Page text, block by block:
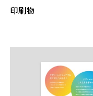
印刷物